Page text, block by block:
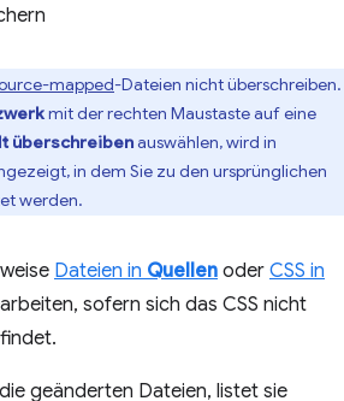
mapped-Dateien nicht überschreiben.
mit der rechten Maustaste auf eine
überschreibenauswählen, wird in
in dem Sie zu den ursprünglichen
werden.
Dateien in Quellen oder CSS in
sofern sich das CSS nicht
geänderten Dateien, listet sie